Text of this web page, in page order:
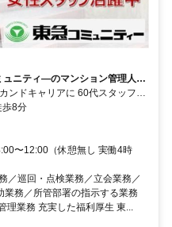
ニティ―のマンション管理人採
ンドキャリアに 60代スタッフ活
歩8分
〜12:00（休憩無し 実働4時
／巡回・点検業務／立会業務／
務／所管部署の指示する業務
業務 充実した福利厚生 東...